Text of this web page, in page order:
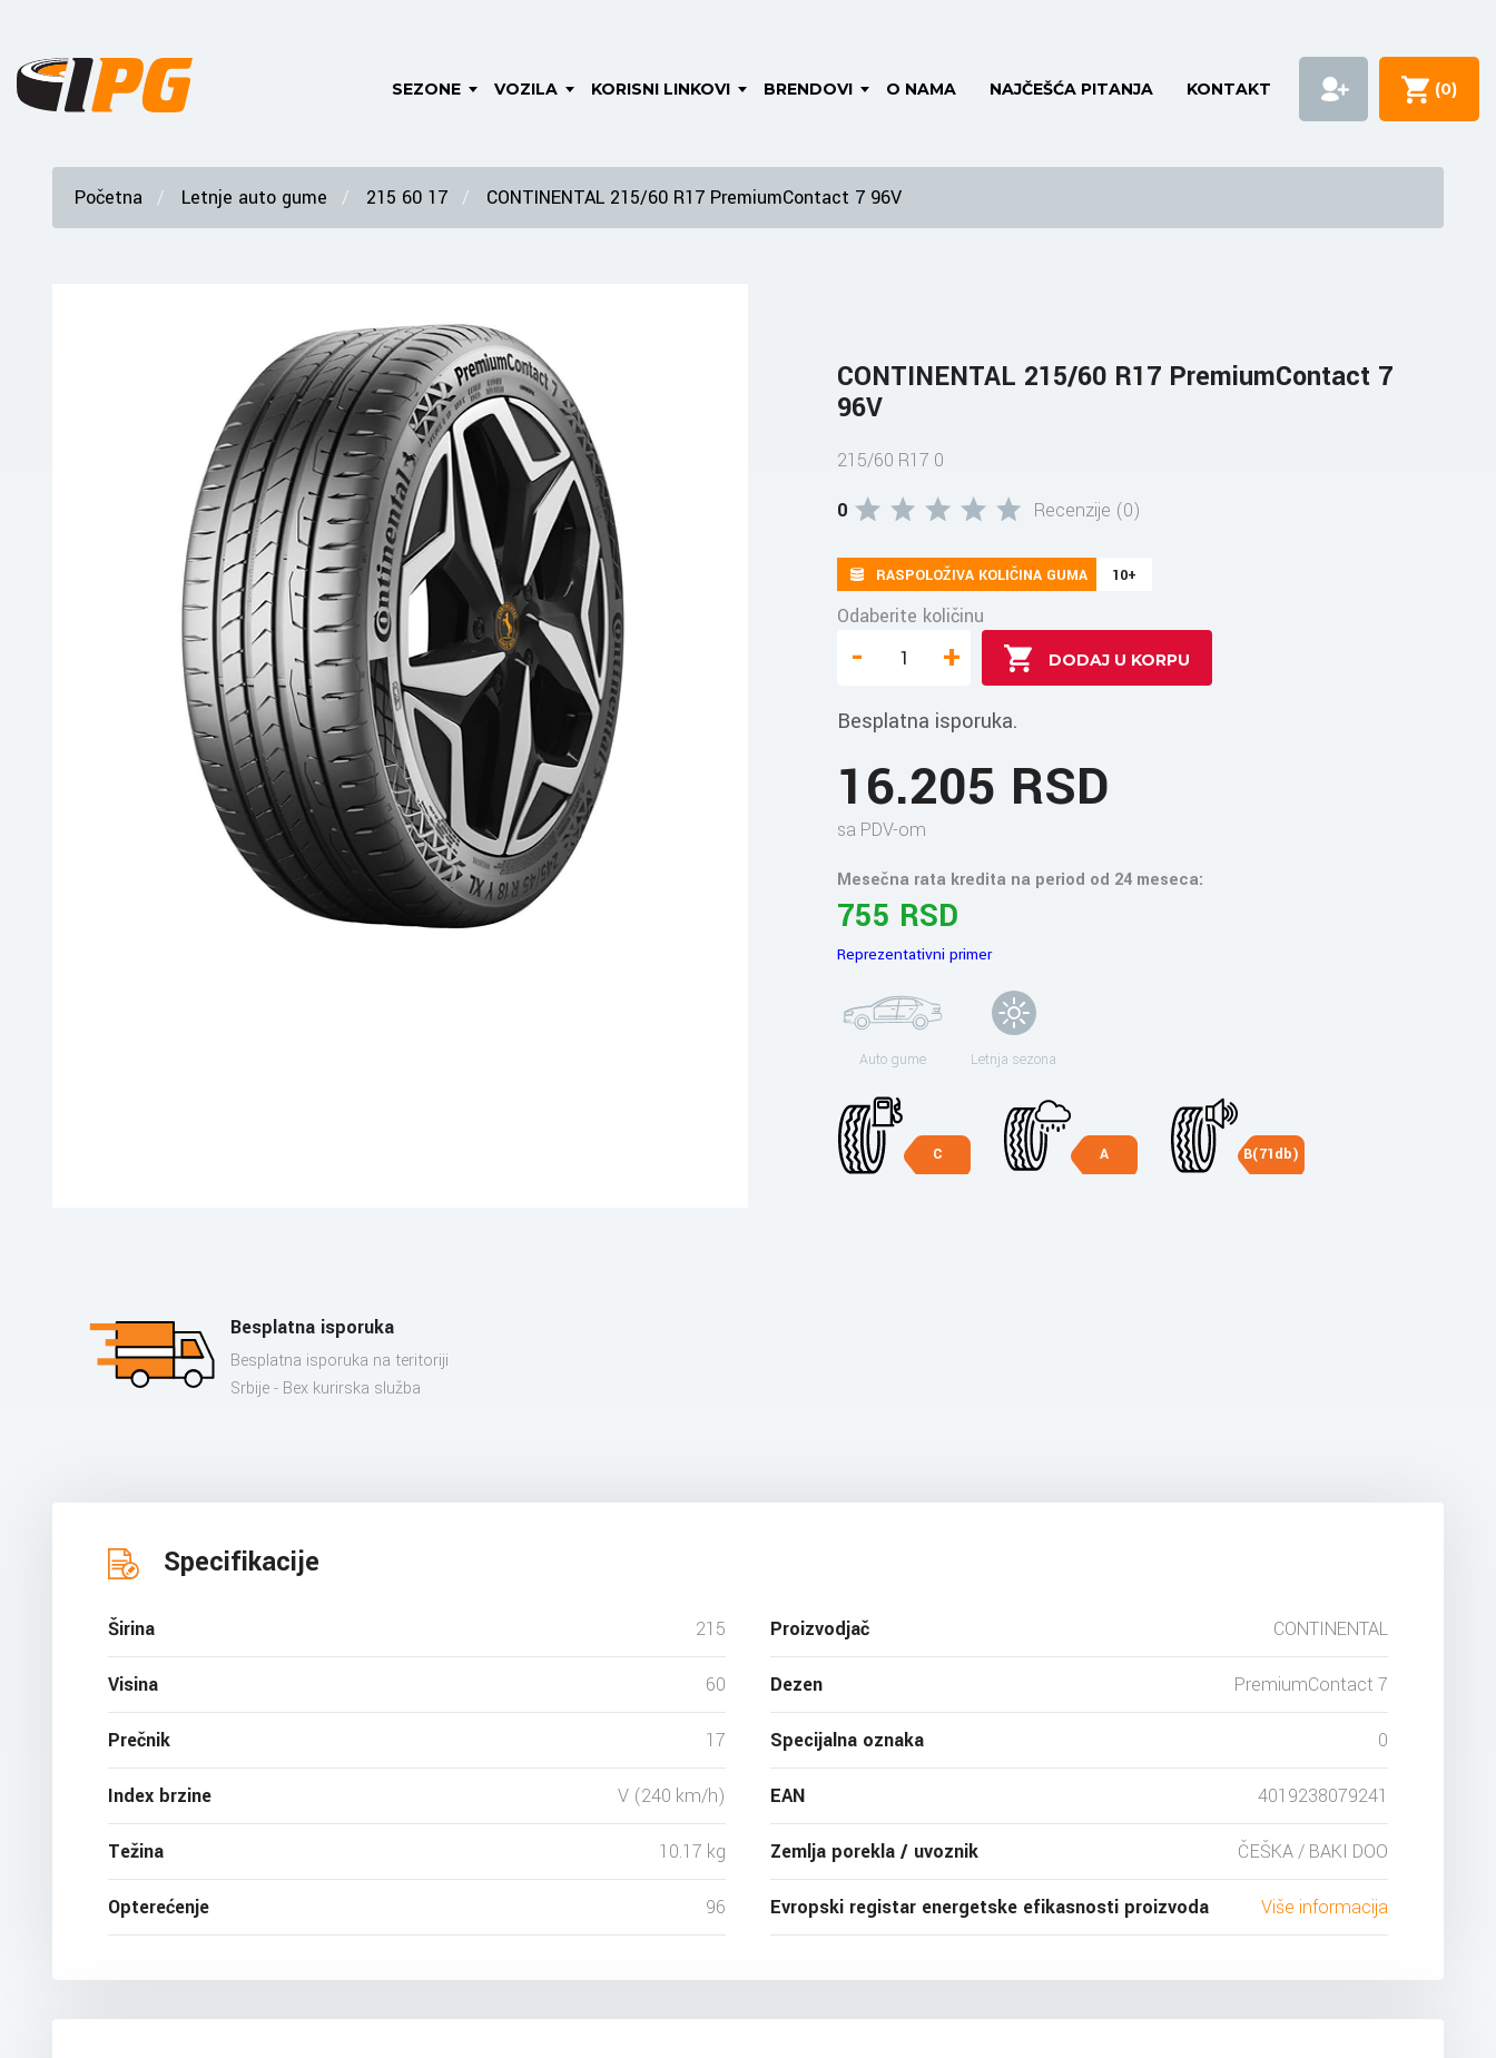
SEZONE VOZILA KORISNI LINKOVI BRENDOVI O NAMA NAJČEŠĆA PITANJA KONTAKT (0)
Početna Letnje auto gume 215 60 17 CONTINENTAL 215/60 R17 PremiumContact 7 96V
CONTINENTAL 215/60 R17 PremiumContact 7
96V
215/60 R17 0
0
Recenzije (0)
RASPOLOŽIVA KOLIČINA GUMA 10+
Odaberite količinu
- +
Besplatna isporuka.
16.205 RSD
sa PDV-om
Mesečna rata kredita na period od 24 meseca:
755 RSD
Reprezentativni primer
Auto gume Letnja sezona
C A B(71db)
Besplatna isporuka
Besplatna isporuka na teritoriji
Srbije - Bex kurirska služba
Specifikacije
Širina 215
Visina 60
Prečnik 17
Index brzine V (240 km/h)
Težina 10.17 kg
Opterećenje 96
Proizvodjač CONTINENTAL
Dezen PremiumContact 7
Specijalna oznaka 0
EAN 4019238079241
Zemlja porekla / uvoznik ČEŠKA / BAKI DOO
Evropski registar energetske efikasnosti proizvoda Više informacija